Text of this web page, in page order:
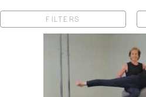
FILTERS